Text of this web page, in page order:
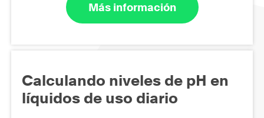
Más información
Calculando niveles de pH en
líquidos de uso diario